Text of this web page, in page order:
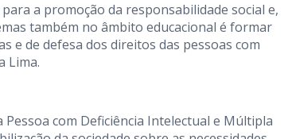
a promoção da responsabilidade social e,
também no âmbito educacional é formar
e de defesa dos direitos das pessoas com
Lima.
Pessoa com Deficiência Intelectual e Múltipla